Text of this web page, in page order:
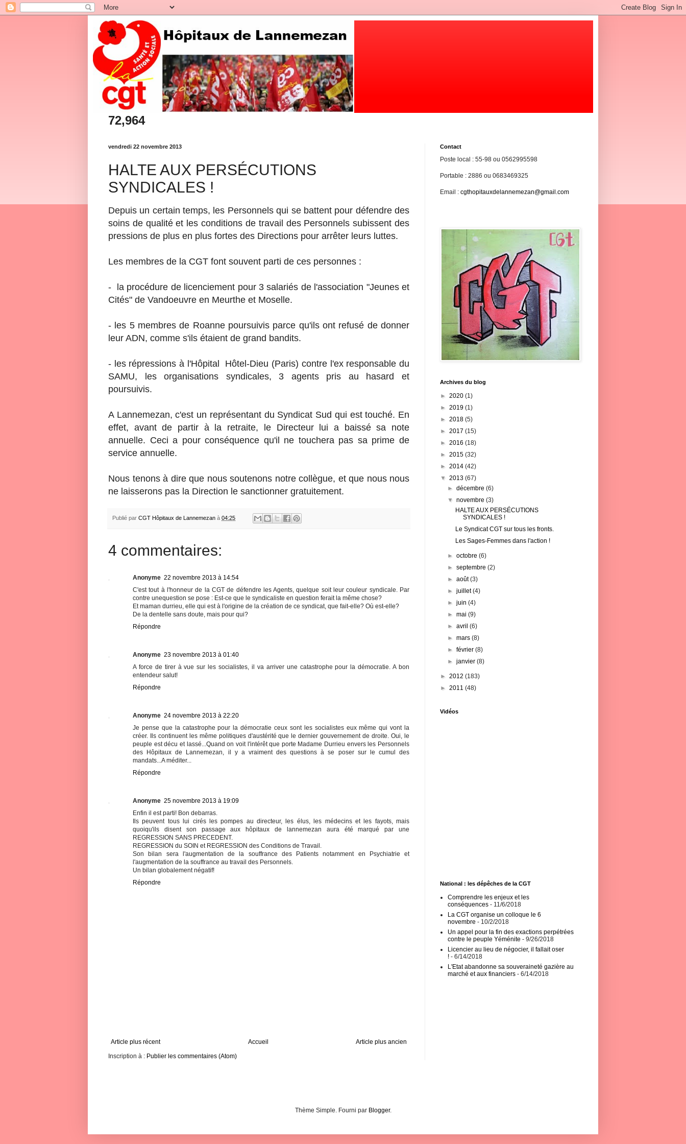
72,964
vendredi 22 novembre 2013
HALTE AUX PERSÉCUTIONS
SYNDICALES !
Depuis un certain temps, les Personnels qui se battent pour défendre des
soins de qualité et les conditions de travail des Personnels subissent des
pressions de plus en plus fortes des Directions pour arrêter leurs luttes.
Les membres de la CGT font souvent parti de ces personnes :
- la procédure de licenciement pour 3 salariés de l'association "Jeunes et
Cités" de Vandoeuvre en Meurthe et Moselle.
- les 5 membres de Roanne poursuivis parce qu'ils ont refusé de donner
leur ADN, comme s'ils étaient de grand bandits.
- les répressions à l'Hôpital Hôtel-Dieu (Paris) contre l'ex responsable du
SAMU, les organisations syndicales, 3 agents pris au hasard et
poursuivis.
A Lannemezan, c'est un représentant du Syndicat Sud qui est touché. En
effet, avant de partir à la retraite, le Directeur lui a baissé sa note
annuelle. Ceci a pour conséquence qu'il ne touchera pas sa prime de
service annuelle.
Nous tenons à dire que nous soutenons notre collègue, et que nous nous
ne laisserons pas la Direction le sanctionner gratuitement.
Publié par CGT Hôpitaux de Lannemezan à 04:25
4 commentaires:
Anonyme 22 novembre 2013 à 14:54
C'est tout à l'honneur de la CGT de défendre les Agents, quelque soit leur couleur syndicale. Par
contre unequestion se pose : Est-ce que le syndicaliste en question ferait la même chose?
Et maman durrieu, elle qui est à l'origine de la création de ce syndicat, que fait-elle? Où est-elle?
De la dentelle sans doute, mais pour qui?
Répondre
Anonyme 23 novembre 2013 à 01:40
A force de tirer à vue sur les socialistes, il va arriver une catastrophe pour la démocratie. A bon
entendeur salut!
Répondre
Anonyme 24 novembre 2013 à 22:20
Je pense que la catastrophe pour la démocratie ceux sont les socialistes eux même qui vont la
créer. Ils continuent les même politiques d'austérité que le dernier gouvernement de droite. Oui, le
peuple est décu et lassé...Quand on voit l'intérêt que porte Madame Durrieu envers les Personnels
des Hôpitaux de Lannemezan, il y a vraiment des questions à se poser sur le cumul des
mandats...A méditer...
Répondre
Anonyme 25 novembre 2013 à 19:09
Enfin il est parti! Bon debarras.
Ils peuvent tous lui cirés les pompes au directeur, les élus, les médecins et les fayots, mais
quoiqu'ils disent son passage aux hôpitaux de lannemezan aura été marqué par une
REGRESSION SANS PRECEDENT.
REGRESSION du SOIN et REGRESSION des Conditions de Travail.
Son bilan sera l'augmentation de la souffrance des Patients notamment en Psychiatrie et
l'augmentation de la souffrance au travail des Personnels.
Un bilan globalement négatif!
Répondre
Article plus récent Article plus ancien
Accueil
Inscription à : Publier les commentaires (Atom)
Contact
Poste local : 55-98 ou 0562995598
Portable : 2886 ou 0683469325
Email : cgthopitauxdelannemezan@gmail.com
Archives du blog
► 2020 (1)
► 2019 (1)
► 2018 (5)
► 2017 (15)
► 2016 (18)
► 2015 (32)
► 2014 (42)
▼ 2013 (67)
►décembre(6)
▼novembre(3)
HALTE AUX PERSÉCUTIONS
SYNDICALES !
Le Syndicat CGT sur tous les fronts.
Les Sages-Femmes dans l'action !
►octobre(6)
►septembre(2)
►août(3)
►juillet(4)
►juin(4)
►mai(9)
►avril(6)
►mars(8)
►février(8)
►janvier(8)
► 2012 (183)
► 2011 (48)
Vidéos
National : les dépêches de la CGT
Comprendre les enjeux et les
conséquences - 11/6/2018
La CGT organise un colloque le 6
novembre - 10/2/2018
Un appel pour la fin des exactions perpétrées
contre le peuple Yéménite - 9/26/2018
Licencier au lieu de négocier, il fallait oser
! - 6/14/2018
L'Etat abandonne sa souveraineté gazière au
marché et aux financiers - 6/14/2018
Thème Simple. Fourni par Blogger.